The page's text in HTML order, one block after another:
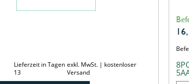
Lieferzeit in Tagen
13
exkl. MwSt. | kostenloser
Versand